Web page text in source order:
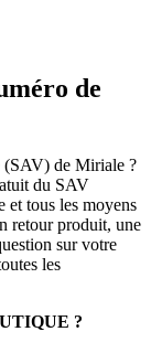
de
(SAV) de Miriale ?
du SAV
et tous les moyens
retour produit, une
sur votre
les
?